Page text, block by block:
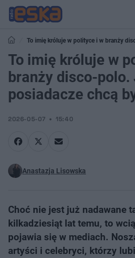
To imię króluje w polityce i w branży
być uznani
To imię króluje w
branży disco-polo.
posiadacze chcą
2026-05-07 15:40
Anastazja Lisowska
Choć nie jest już nadawane
kilkadziesiąt lat temu, to
pojawia się w mediach.
artyści i celebryci, którzy